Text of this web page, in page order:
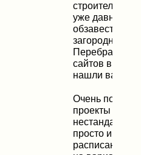
строительную
уже давно
обзавестись
загородным
Перебрали
сайтов в
нашли ваш
Очень
проекты
просто и
расписано.